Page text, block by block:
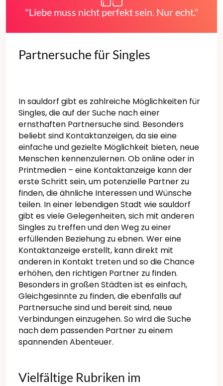
"Liebe muss nicht perfekt sein. Nur echt."
Partnersuche für Singles
In sauldorf gibt es zahlreiche Möglichkeiten für
Singles, die auf der Suche nach einer
ernsthaften Partnersuche sind. Besonders
beliebt sind Kontaktanzeigen, da sie eine
einfache und gezielte Möglichkeit bieten, neue
Menschen kennenzulernen. Ob online oder in
Printmedien – eine Kontaktanzeige kann der
erste Schritt sein, um potenzielle Partner zu
finden, die ähnliche Interessen und Wünsche
teilen. In einer lebendigen Stadt wie sauldorf
gibt es viele Gelegenheiten, sich mit anderen
Singles zu treffen und den Weg zu einer
erfüllenden Beziehung zu ebnen. Wer eine
Kontaktanzeige erstellt, kann direkt mit
anderen in Kontakt treten und so die Chance
erhöhen, den richtigen Partner zu finden.
Besonders in großen Städten ist es einfach,
Gleichgesinnte zu finden, die ebenfalls auf
Partnersuche sind und bereit sind, neue
Verbindungen einzugehen. So wird die Suche
nach dem passenden Partner zu einem
spannenden Abenteuer.
Vielfältige Rubriken im